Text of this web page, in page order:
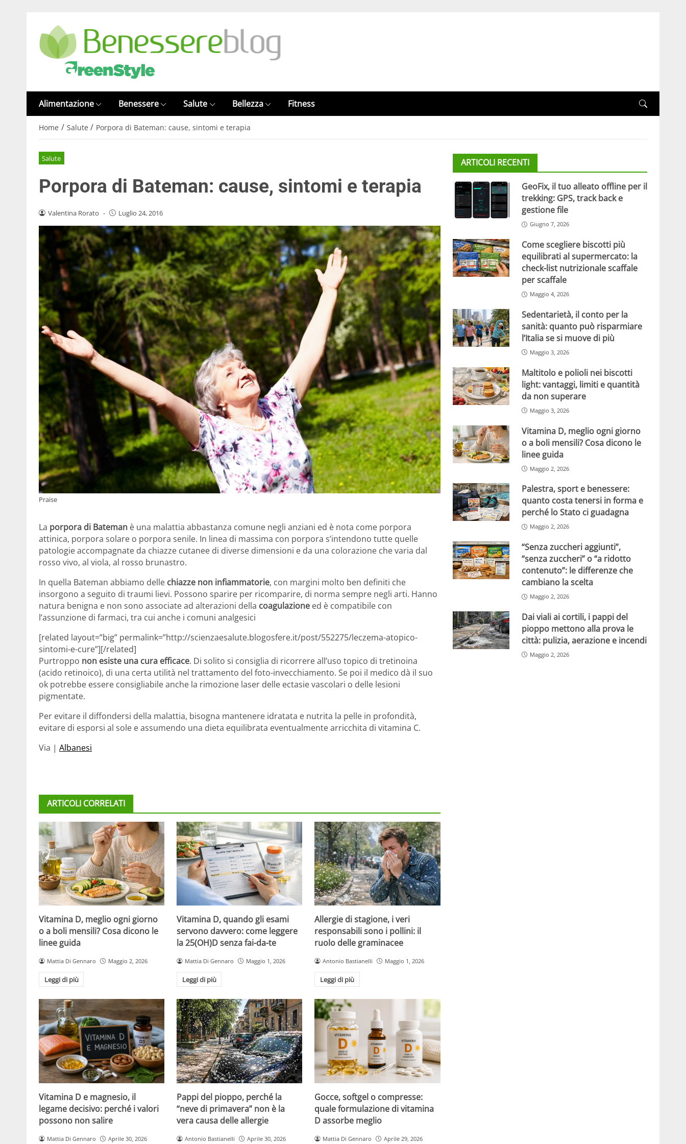
Alimentazione Benessere Salute Bellezza Fitness
Home / Salute / Porpora di Bateman: cause, sintomi e terapia
Salute
Porpora di Bateman: cause, sintomi e terapia
Valentina Rorato - Luglio 24, 2016
Praise
La porpora di Bateman è una malattia abbastanza comune negli anziani ed è nota come porpora
attinica, porpora solare o porpora senile. In linea di massima con porpora s’intendono tutte quelle
patologie accompagnate da chiazze cutanee di diverse dimensioni e da una colorazione che varia dal
rosso vivo, al viola, al rosso brunastro.
In quella Bateman abbiamo delle chiazze non infiammatorie, con margini molto ben definiti che
insorgono a seguito di traumi lievi. Possono sparire per ricomparire, di norma sempre negli arti. Hanno
natura benigna e non sono associate ad alterazioni della coagulazione ed è compatibile con
l’assunzione di farmaci, tra cui anche i comuni analgesici
[related layout=”big” permalink=”http://scienzaesalute.blogosfere.it/post/552275/leczema-atopico-
sintomi-e-cure”][/related]
Purtroppo non esiste una cura efficace. Di solito si consiglia di ricorrere all’uso topico di tretinoina
(acido retinoico), di una certa utilità nel trattamento del foto-invecchiamento. Se poi il medico dà il suo
ok potrebbe essere consigliabile anche la rimozione laser delle ectasie vascolari o delle lesioni
pigmentate.
Per evitare il diffondersi della malattia, bisogna mantenere idratata e nutrita la pelle in profondità,
evitare di esporsi al sole e assumendo una dieta equilibrata eventualmente arricchita di vitamina C.
Via | Albanesi
ARTICOLI CORRELATI
Vitamina D, meglio ogni giorno
o a boli mensili? Cosa dicono le
linee guida
Mattia Di Gennaro Maggio 2, 2026
Leggi di più
Vitamina D, quando gli esami
servono davvero: come leggere
la 25(OH)D senza fai-da-te
Mattia Di Gennaro Maggio 1, 2026
Leggi di più
Allergie di stagione, i veri
responsabili sono i pollini: il
ruolo delle graminacee
Antonio Bastianelli Maggio 1, 2026
Leggi di più
Vitamina D e magnesio, il
legame decisivo: perché i valori
possono non salire
Mattia Di Gennaro Aprile 30, 2026
Pappi del pioppo, perché la
“neve di primavera” non è la
vera causa delle allergie
Antonio Bastianelli Aprile 30, 2026
Gocce, softgel o compresse:
quale formulazione di vitamina
D assorbe meglio
Mattia Di Gennaro Aprile 29, 2026
ARTICOLI RECENTI
GeoFix, il tuo alleato offline per il
trekking: GPS, track back e
gestione file
Giugno 7, 2026
Come scegliere biscotti più
equilibrati al supermercato: la
check-list nutrizionale scaffale
per scaffale
Maggio 4, 2026
Sedentarietà, il conto per la
sanità: quanto può risparmiare
l’Italia se si muove di più
Maggio 3, 2026
Maltitolo e polioli nei biscotti
light: vantaggi, limiti e quantità
da non superare
Maggio 3, 2026
Vitamina D, meglio ogni giorno
o a boli mensili? Cosa dicono le
linee guida
Maggio 2, 2026
Palestra, sport e benessere:
quanto costa tenersi in forma e
perché lo Stato ci guadagna
Maggio 2, 2026
“Senza zuccheri aggiunti”,
“senza zuccheri” o “a ridotto
contenuto”: le differenze che
cambiano la scelta
Maggio 2, 2026
Dai viali ai cortili, i pappi del
pioppo mettono alla prova le
città: pulizia, aerazione e incendi
Maggio 2, 2026